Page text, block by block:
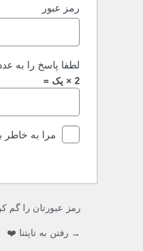
رمز عبور
لطفا پاسخ را به
2 × یک =
مرا به خاطر
رمز عبورتان را گم
→ رفتن به تاپتنا ❤️